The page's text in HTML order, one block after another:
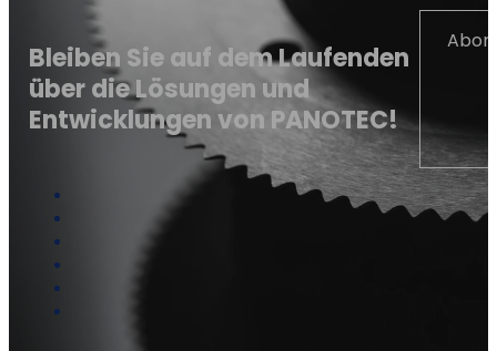
Bleiben Sie auf dem Laufenden
über die Lösungen und
Entwicklungen von PANOTEC!